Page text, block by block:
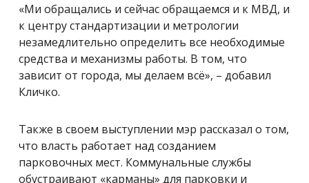
«Ми обращались и сейчас обращаемся и к МВД, и
к центру стандартизации и метрологии
незамедлительно определить все необходимые
средства и механизмы работы. В том, что
зависит от города, мы делаем всё», – добавил
Кличко.
Также в своем выступлении мэр рассказал о том,
что власть работает над созданием
парковочных мест. Коммунальные службы
обустраивают «карманы» для парковки и